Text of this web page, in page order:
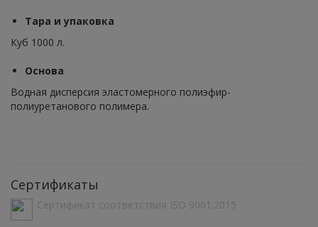
Тара и упаковка
Куб 1000 л.
Основа
Водная дисперсия эластомерного полиэфир-
полиуретанового полимера.
Сертификаты
Сертификат соответствия ISO 9001:2015